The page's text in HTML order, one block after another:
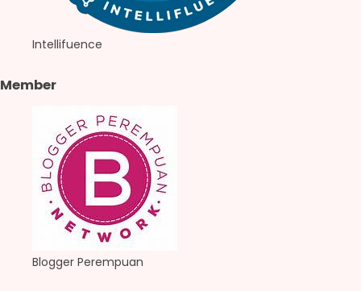
Intellifuence
Member
Blogger Perempuan